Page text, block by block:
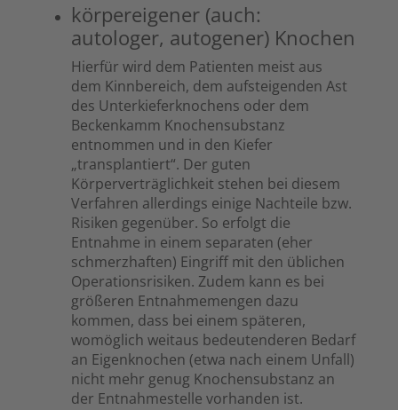
körpereigener (auch:
autologer, autogener) Knochen
Hierfür wird dem Patienten meist aus
dem Kinnbereich, dem aufsteigenden Ast
des Unterkieferknochens oder dem
Beckenkamm Knochensubstanz
entnommen und in den Kiefer
„transplantiert“. Der guten
Körperverträglichkeit stehen bei diesem
Verfahren allerdings einige Nachteile bzw.
Risiken gegenüber. So erfolgt die
Entnahme in einem separaten (eher
schmerzhaften) Eingriff mit den üblichen
Operationsrisiken. Zudem kann es bei
größeren Entnahmemengen dazu
kommen, dass bei einem späteren,
womöglich weitaus bedeutenderen Bedarf
an Eigenknochen (etwa nach einem Unfall)
nicht mehr genug Knochensubstanz an
der Entnahmestelle vorhanden ist.